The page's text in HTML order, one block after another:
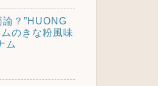
論？”HUONG
のきな粉風味
ム